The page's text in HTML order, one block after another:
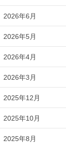
2026年6月
2026年5月
2026年4月
2026年3月
2025年12月
2025年10月
2025年8月